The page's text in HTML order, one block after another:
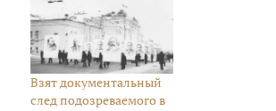
Взят документальный
след подозреваемого в